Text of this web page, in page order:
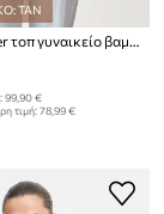
TAN
99,90 €
τιμή:78,99 €